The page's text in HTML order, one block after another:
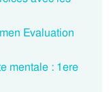
Evaluation
mentale : 1ere